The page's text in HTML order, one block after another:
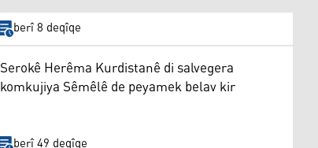
berî 8 deqîqe
Serokê Herêma Kurdistanê di salvegera
komkujiya Sêmêlê de peyamek belav kir